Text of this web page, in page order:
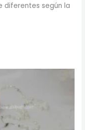
diferentes según la